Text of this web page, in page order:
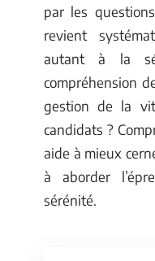
par les
revient
autant à la
compréhension
gestion de la
candidats ?
aide à mieux
à aborder
sérénité.